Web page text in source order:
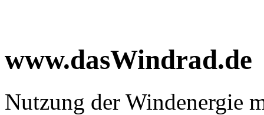
www.dasWindrad.de
Nutzung der Windenergie